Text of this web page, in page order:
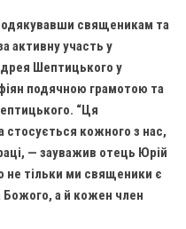
Богородиці (с. Шевченки)
Богородиці (с. Дашківка)
(м. Кобеляки)
(с. Вільховатка)
(с. Засулля)
подякувавши священикам та
активну участь у
Шептицького у
подячною грамотою та
“Ця
стосується кожного з нас,
— зауважив отець Юрій
не тільки ми священики є
а й кожен член